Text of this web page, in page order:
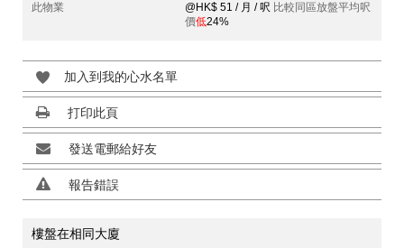
此物業
@HK$ 51 / 月 / 呎 比較同區放盤平均呎
價低24%
加入到我的心水名單
打印此頁
發送電郵給好友
報告錯誤
樓盤在相同大廈